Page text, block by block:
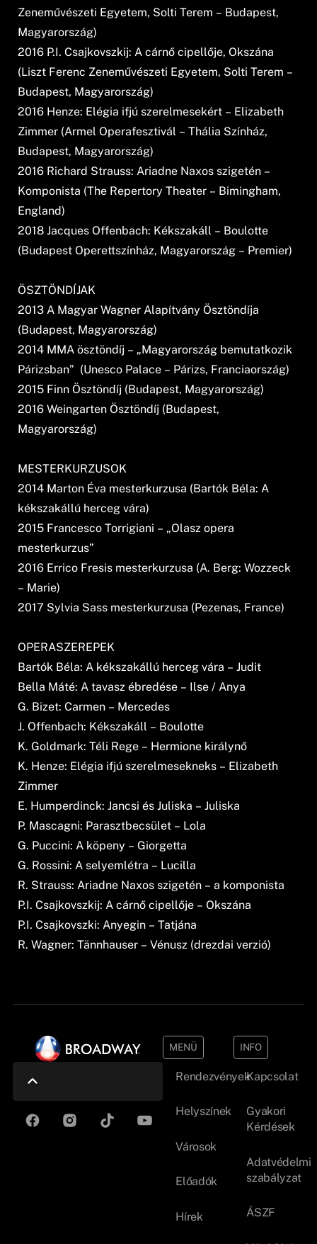
Zeneművészeti Egyetem, Solti Terem – Budapest,
Magyarország)
2016 P.I. Csajkovszkij: A cárnő cipellője, Okszána
(Liszt Ferenc Zeneművészeti Egyetem, Solti Terem –
Budapest, Magyarország)
2016 Henze: Elégia ifjú szerelmesekért – Elizabeth
Zimmer (Armel Operafesztivál – Thália Színház,
Budapest, Magyarország)
2016 Richard Strauss: Ariadne Naxos szigetén –
Komponista (The Repertory Theater – Bimingham,
England)
2018 Jacques Offenbach: Kékszakáll – Boulotte
(Budapest Operettszínház, Magyarország – Premier)
ÖSZTÖNDÍJAK
2013 A Magyar Wagner Alapítvány Ösztöndíja
(Budapest, Magyarország)
2014 MMA ösztöndíj – „Magyarország bemutatkozik
Párizsban” (Unesco Palace – Párizs, Franciaország)
2015 Finn Ösztöndíj (Budapest, Magyarország)
2016 Weingarten Ösztöndíj (Budapest,
Magyarország)
MESTERKURZUSOK
2014 Marton Éva mesterkurzusa (Bartók Béla: A
kékszakállú herceg vára)
2015 Francesco Torrigiani – „Olasz opera
mesterkurzus”
2016 Errico Fresis mesterkurzusa (A. Berg: Wozzeck
– Marie)
2017 Sylvia Sass mesterkurzusa (Pezenas, France)
OPERASZEREPEK
Bartók Béla: A kékszakállú herceg vára – Judit
Bella Máté: A tavasz ébredése – Ilse / Anya
G. Bizet: Carmen – Mercedes
J. Offenbach: Kékszakáll – Boulotte
K. Goldmark: Téli Rege – Hermione királynő
K. Henze: Elégia ifjú szerelmesekneks – Elizabeth
Zimmer
E. Humperdinck: Jancsi és Juliska – Juliska
P. Mascagni: Parasztbecsület – Lola
G. Puccini: A köpeny – Giorgetta
G. Rossini: A selyemlétra – Lucilla
R. Strauss: Ariadne Naxos szigetén – a komponista
P.I. Csajkovszkij: A cárnő cipellője – Okszána
P.I. Csajkovszki: Anyegin – Tatjána
R. Wagner: Tännhauser – Vénusz (drezdai verzió)
MENÜ
Rendezvények
Helyszínek
Városok
Előadók
Hírek
INFO
Kapcsolat
Gyakori
Kérdések
Adatvédelmi
szabályzat
ÁSZF